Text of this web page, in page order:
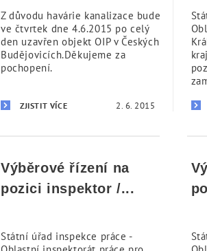
Z důvodu havárie kanalizace bude
ve čtvrtek dne 4.6.2015 po celý
den uzavřen objekt OIP v Českých
Budějovicích.Děkujeme za
pochopení.
ZJISTIT VÍCE 2. 6. 2015
Výběrové řízení na
pozici inspektor /...
Státní úřad inspekce práce -